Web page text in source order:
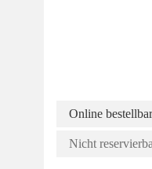
Online bestellbar
Nicht